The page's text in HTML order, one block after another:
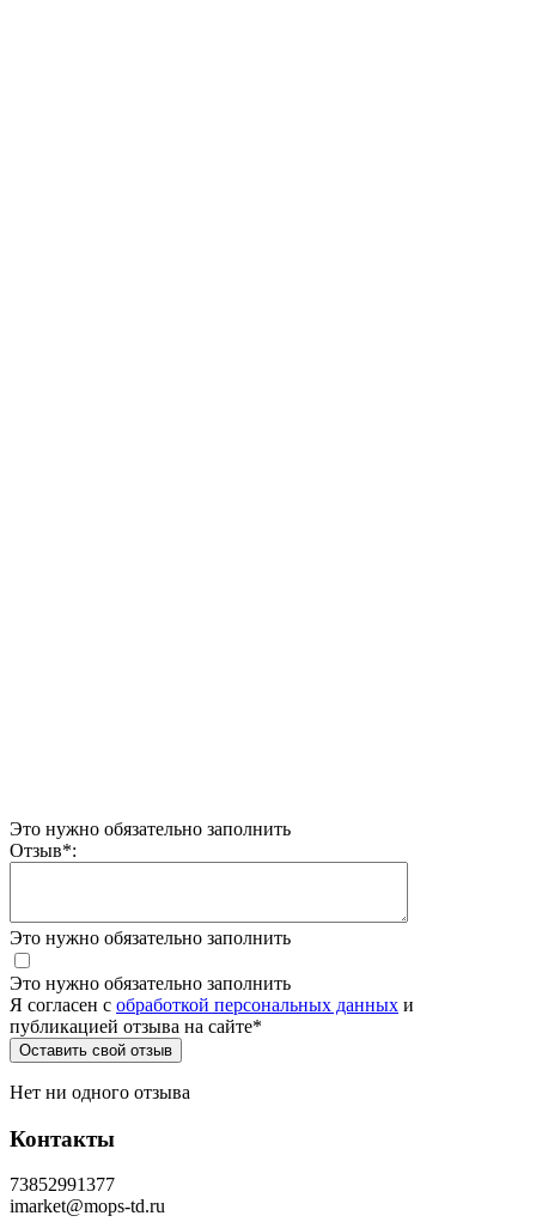
Это нужно обязательно заполнить
Отзыв*:
Это нужно обязательно заполнить
Это нужно обязательно заполнить
Я согласен c обработкой персональных данных и
публикацией отзыва на сайте*
Нет ни одного отзыва
Контакты
73852991377
imarket@mops-td.ru